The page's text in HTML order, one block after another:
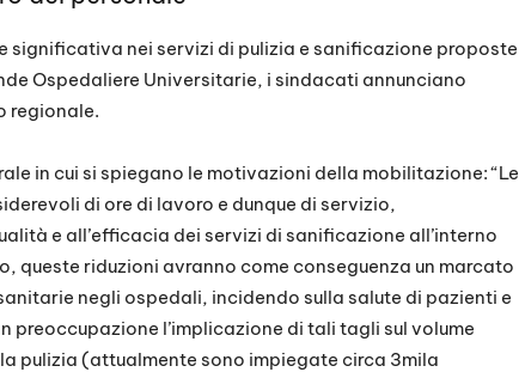
significativa nei servizi di pulizia e sanificazione proposte
Ospedaliere Universitarie, i sindacati annunciano
regionale.
in cui si spiegano le motivazioni della mobilitazione: “Le
di ore di lavoro e dunque di servizio,
e all’efficacia dei servizi di sanificazione all’interno
queste riduzioni avranno come conseguenza un marcato
negli ospedali, incidendo sulla salute di pazienti e
preoccupazione l’implicazione di tali tagli sul volume
pulizia (attualmente sono impiegate circa 3mila